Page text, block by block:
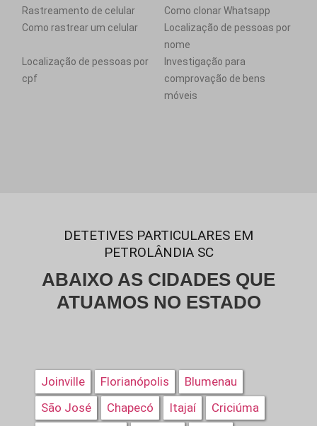
Rastreamento de celular
Como clonar Whatsapp
Como rastrear um celular
Localização de pessoas por
nome
Localização de pessoas por
cpf
Investigação para
comprovação de bens
móveis
DETETIVES PARTICULARES EM
PETROLÂNDIA SC
ABAIXO AS CIDADES QUE
ATUAMOS NO ESTADO
Joinville Florianópolis
Blumenau
São José
Chapecó Itajaí
Criciúma